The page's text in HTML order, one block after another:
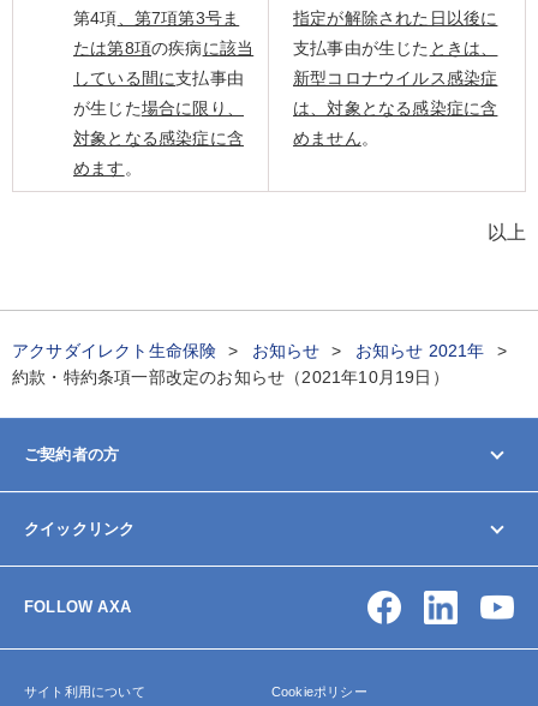
第4項 、第7項第3号ま
たは第8項の疾病に該当
している間に支払事由
が生じた場合に限り、
対象となる感染症に含
めます 。
指定が解除された日以後に
支払事由が生じた ときは、
新型コロナウイルス感染症
は、対象となる感染症に含
めません。
以上
アクサダイレクト生命保険 お知らせ
お知らせ 2021年
約款・特約条項一部改定のお知らせ（2021年10月19日）
ご契約者の方
契約内容の変更/確認
お手続きガイド
保険金・給付金の請求
クイックリンク
アクサ生命について
FOLLOW AXA
サイト利用について Cookieポリシー